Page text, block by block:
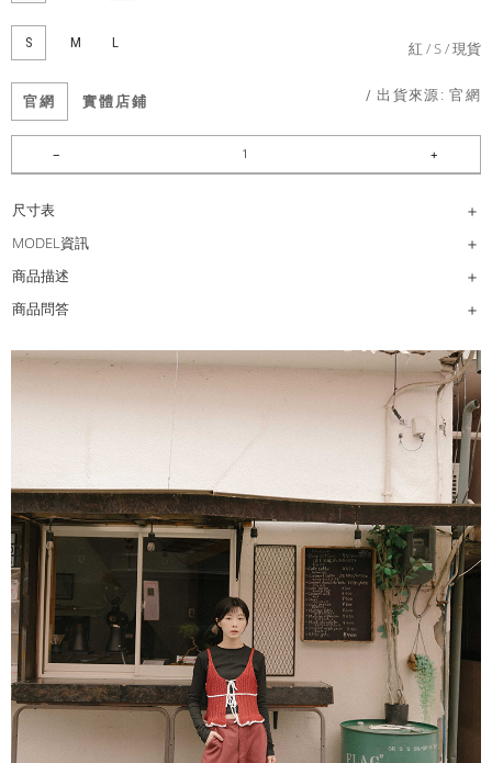
S M L 紅 S 現貨
官網 實體店鋪 / 出貨來源:官網
尺寸表
MODEL資訊
商品描述
商品問答